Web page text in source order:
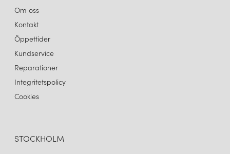
Om oss
Kontakt
Öppettider
Kundservice
Reparationer
Integritetspolicy
Cookies
STOCKHOLM